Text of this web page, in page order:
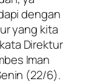
dengan
yang kita
Direktur
Iman
(22/6).